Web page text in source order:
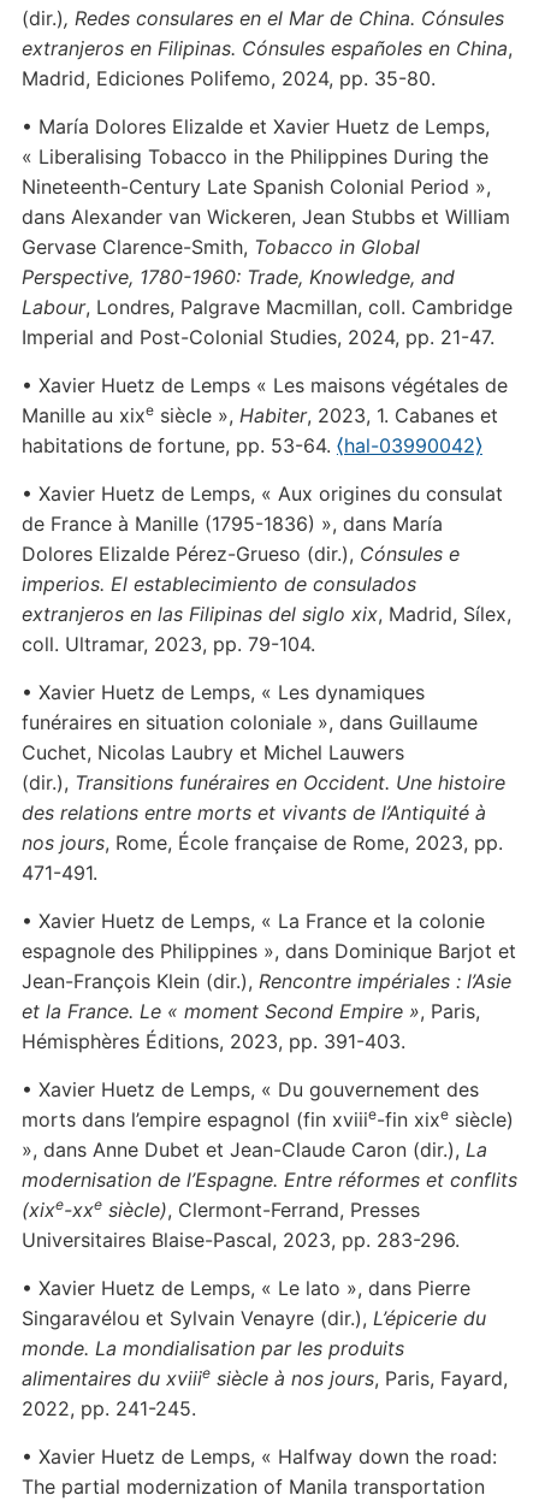
(dir.), Redes consulares en el Mar de China. Cónsules
extranjeros en Filipinas. Cónsules españoles en China,
Madrid, Ediciones Polifemo, 2024, pp. 35-80.
• María Dolores Elizalde et Xavier Huetz de Lemps,
« Liberalising Tobacco in the Philippines During the
Nineteenth-Century Late Spanish Colonial Period »,
dans Alexander van Wickeren, Jean Stubbs et William
Gervase Clarence-Smith, Tobacco in Global
Perspective, 1780-1960: Trade, Knowledge, and
Labour, Londres, Palgrave Macmillan, coll. Cambridge
Imperial and Post-Colonial Studies, 2024, pp. 21-47.
• Xavier Huetz de Lemps « Les maisons végétales de
Manille au xixesiècle », Habiter, 2023, 1. Cabanes et
habitations de fortune, pp. 53-64. ⟨hal-03990042⟩
• Xavier Huetz de Lemps, « Aux origines du consulat
de France à Manille (1795-1836) », dans María
Dolores Elizalde Pérez-Grueso (dir.), Cónsules e
imperios. El establecimiento de consulados
extranjeros en las Filipinas del siglo xix, Madrid, Sílex,
coll. Ultramar, 2023, pp. 79-104.
• Xavier Huetz de Lemps, « Les dynamiques
funéraires en situation coloniale », dans Guillaume
Cuchet, Nicolas Laubry et Michel Lauwers
(dir.), Transitions funéraires en Occident. Une histoire
des relations entre morts et vivants de l’Antiquité à
nos jours, Rome, École française de Rome, 2023, pp.
471-491.
• Xavier Huetz de Lemps, « La France et la colonie
espagnole des Philippines », dans Dominique Barjot et
Jean-François Klein (dir.), Rencontre impériales : l’Asie
et la France. Le « moment Second Empire », Paris,
Hémisphères Éditions, 2023, pp. 391-403.
• Xavier Huetz de Lemps, « Du gouvernement des
morts dans l’empire espagnol (fin xviiie-fin xixesiècle)
», dans Anne Dubet et Jean-Claude Caron (dir.), La
modernisation de l’Espagne. Entre réformes et conflits
(xixe-xxesiècle), Clermont-Ferrand, Presses
Universitaires Blaise-Pascal, 2023, pp. 283-296.
• Xavier Huetz de Lemps, « Le lato », dans Pierre
Singaravélou et Sylvain Venayre (dir.), L’épicerie du
monde. La mondialisation par les produits
alimentaires du xviiiesiècle à nos jours, Paris, Fayard,
2022, pp. 241-245.
• Xavier Huetz de Lemps, « Halfway down the road:
The partial modernization of Manila transportation